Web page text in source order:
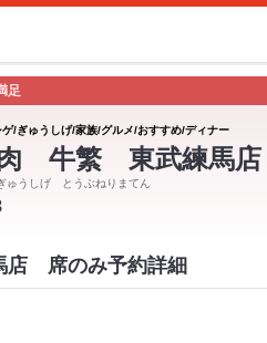
足
/ぎゅうしげ/家族/グルメ/おすすめ/ディナー
肉 牛繁 東武練馬店
うしげ とうぶねりまてん
店 席のみ予約詳細